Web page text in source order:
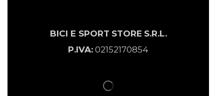
BICI E SPORT STORE S.R.L.
P.IVA: 02152170854